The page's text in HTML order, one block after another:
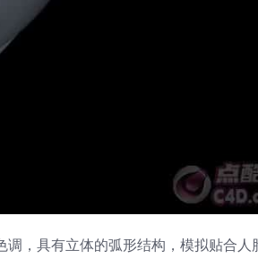
，具有立体的弧形结构，模拟贴合人